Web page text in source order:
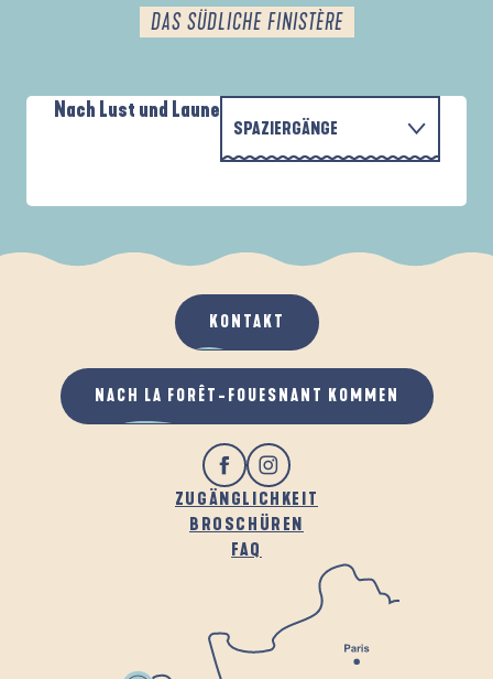
DAS SÜDLICHE FINISTÈRE
Nach Lust und Laune
SPAZIERGÄNGE
WENN ES REGNET
AN DER FRISCHEN LUFT
PARCOURS D'INTERPRÉTATION DE L'ANSE
ZUGÄNGLICHKEIT
BROSCHÜREN
FAQ
KONTAKT
NACH LA FORÊT-FOUESNANT KOMMEN